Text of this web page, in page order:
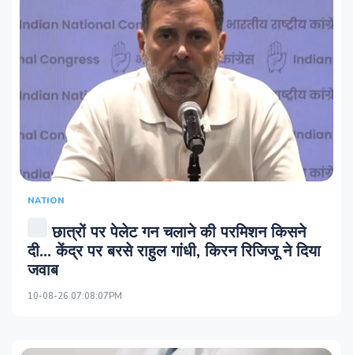
NATION
छात्रों पर पेलेट गन चलाने की परमिशन किसने
दी... केंद्र पर बरसे राहुल गांधी, किरन रिजिजू ने दिया
जवाब
10-08-26 07:08:07PM